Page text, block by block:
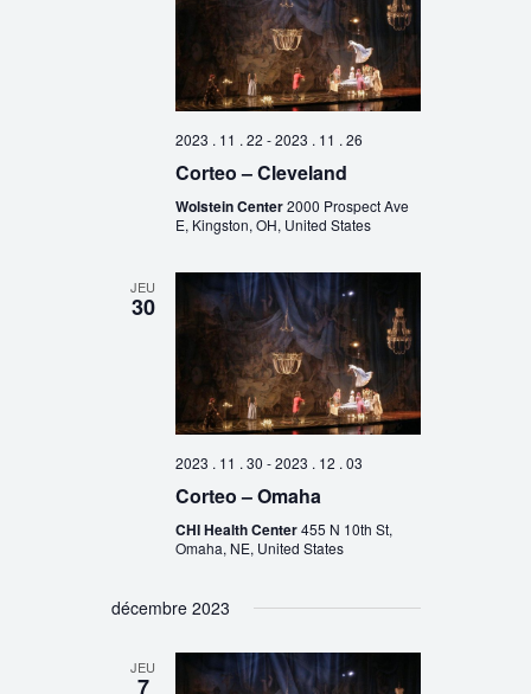
2023 . 11 . 22 -2023 . 11 . 26
Corteo – Cleveland
Wolstein Center2000 Prospect Ave
E, Kingston, OH, United States
JEU
30
2023 . 11 . 30 -2023 . 12 . 03
Corteo – Omaha
CHI Health Center455 N 10th St,
Omaha, NE, United States
décembre 2023
JEU
7